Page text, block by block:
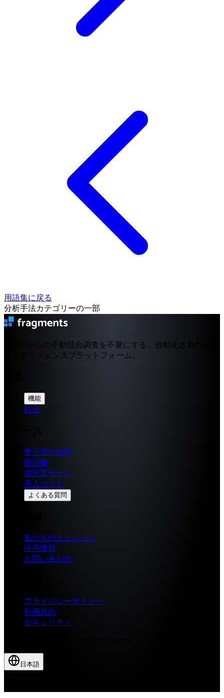
用語集に戻る
分析手法カテゴリーの一部
B2Bチームの手動競合調査を不要にする、自動化された競合
インテリジェンスプラットフォーム。
機能
料金
受注率計算機
用語集
成熟度モデル
導入ガイド
よくある質問
私たちのミッション
採用情報
お問い合わせ
プライバシーポリシー
利用規約
セキュリティ
日本語